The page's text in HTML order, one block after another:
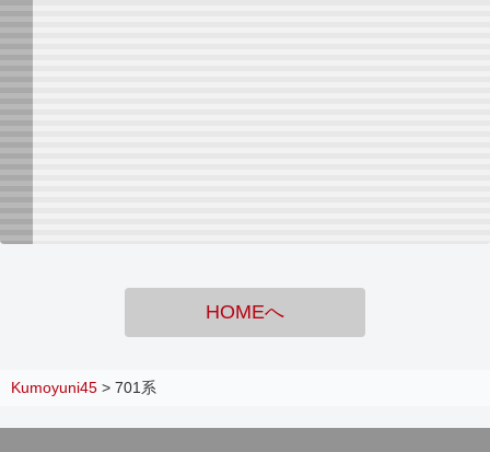
HOMEへ
Kumoyuni45 > 701系